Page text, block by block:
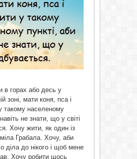
в горах або десь у
зоні, мати коня, пса і
такому населеному
не знати, що у світі
Хочу жити, як один із
Грабала. Хочу, аби
діла до нікого і щоб мене
Хочу робити щось